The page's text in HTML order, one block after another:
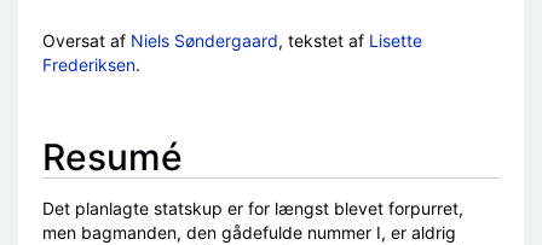
Oversat af Niels Søndergaard, tekstet af Lisette
Frederiksen.
Resumé
Det planlagte statskup er for længst blevet forpurret,
men bagmanden, den gådefulde nummer I, er aldrig